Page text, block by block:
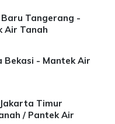
Tangerang -
Air Tanah
Bekasi - Mantek Air
Timur
/ Pantek Air